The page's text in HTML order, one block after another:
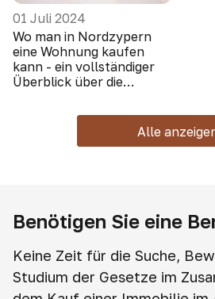
01 Juli 2024
Wo man in Nordzypern
eine Wohnung kaufen
kann - ein vollständiger
Überblick über die
Alle
Benötigen Sie eine
Keine Zeit für die Suche,
Studium der Gesetze im